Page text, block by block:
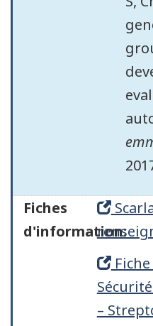
Fiches
d'information:
Fiche
–